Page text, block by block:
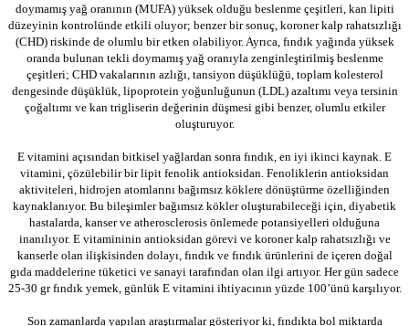
doymamış yağ oranının (MUFA) yüksek olduğu beslenme çeşitleri, kan lipiti
düzeyinin kontrolünde etkili oluyor; benzer bir sonuç, koroner kalp rahatsızlığı
(CHD) riskinde de olumlu bir etken olabiliyor. Ayrıca, fındık yağında yüksek
oranda bulunan tekli doymamış yağ oranıyla zenginleştirilmiş beslenme
çeşitleri; CHD vakalarının azlığı, tansiyon düşüklüğü, toplam kolesterol
dengesinde düşüklük, lipoprotein yoğunluğunun (LDL) azaltımı veya tersinin
çoğaltımı ve kan trigliserin değerinin düşmesi gibi benzer, olumlu etkiler
oluşturuyor.
E vitamini açısından bitkisel yağlardan sonra fındık, en iyi ikinci kaynak. E
vitamini, çözülebilir bir lipit fenolik antioksidan. Fenoliklerin antioksidan
aktiviteleri, hidrojen atomlarını bağımsız köklere dönüştürme özelliğinden
kaynaklanıyor. Bu bileşimler bağımsız kökler oluşturabileceği için, diyabetik
hastalarda, kanser ve atherosclerosis önlemede potansiyelleri olduğuna
inanılıyor. E vitamininin antioksidan görevi ve koroner kalp rahatsızlığı ve
kanserle olan ilişkisinden dolayı, fındık ve fındık ürünlerini de içeren doğal
gıda maddelerine tüketici ve sanayi tarafından olan ilgi artıyor. Her gün sadece
25-30 gr fındık yemek, günlük E vitamini ihtiyacının yüzde 100’ünü karşılıyor.
Son zamanlarda yapılan araştırmalar gösteriyor ki, fındıkta bol miktarda